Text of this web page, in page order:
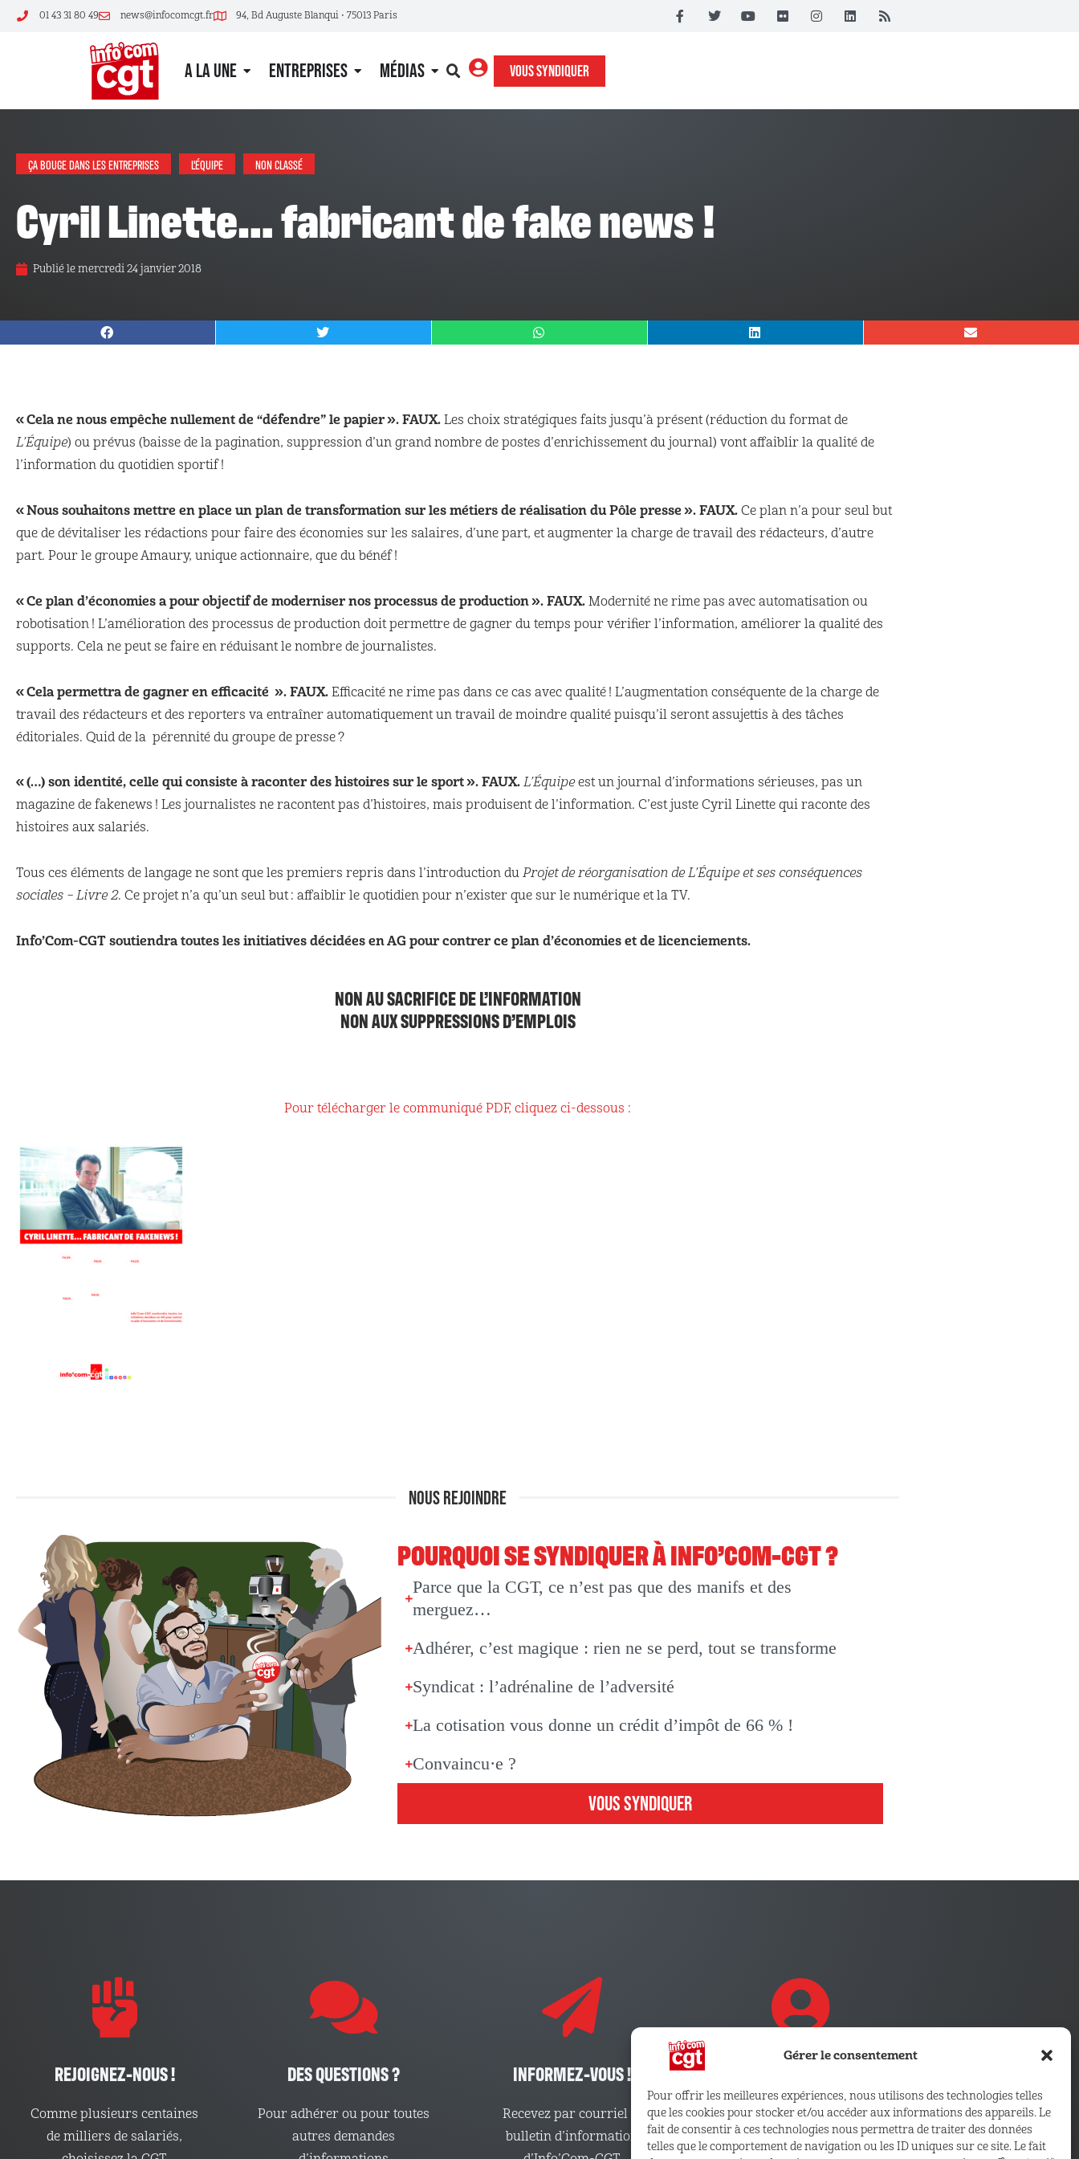
Gérer le consentement
Pour offrir les meilleures expériences, nous utilisons des technologies telles
que les cookies pour stocker et/ou accéder aux informations des appareils. Le
fait de consentir à ces technologies nous permettra de traiter des données
telles que le comportement de navigation ou les ID uniques sur ce site. Le fait
01 43 31 80 49 news@infocomcgt.fr 94, Bd Auguste Blanqui • 75013 Paris
A LA UNE ENTREPRISES MÉDIAS VOUS SYNDIQUER
ÇA BOUGE DANS LES ENTREPRISES L'ÉQUIPE NON CLASSÉ
Cyril Linette… fabricant de fake news !
Publié lemercredi 24 janvier 2018
« Cela ne nous empêche nullement de “défendre” le papier ».FAUX. Les choix stratégiques faits jusqu’à présent (réduction du format de
L’Équipe) ou prévus (baisse de la pagination, suppression d’un grand nombre de postes d’enrichissement du journal) vont affaiblir la qualité de
l’information du quotidien sportif !
« Nous souhaitons mettre en place un plan de transformation sur les métiers de réalisation du Pôle presse ».FAUX. Ce plan n’a pour seul but
que de dévitaliser les rédactions pour faire des économies sur les salaires, d’une part, et augmenter la charge de travail des rédacteurs, d’autre
part. Pour le groupe Amaury, unique actionnaire, que du bénéf !
« Ce plan d’économies a pour objectif de moderniser nos processus de production ».FAUX. Modernité ne rime pas avec automatisation ou
robotisation ! L’amélioration des processus de production doit permettre de gagner du temps pour vérifier l’information, améliorer la qualité des
supports. Cela ne peut se faire en réduisant le nombre de journalistes.
« Cela permettra de gagner en efficacité ».FAUX. Efficacité ne rime pas dans ce cas avec qualité ! L’augmentation conséquente de la charge de
travail des rédacteurs et des reporters va entraîner automatiquement un travail de moindre qualité puisqu’il seront assujettis à des tâches
éditoriales. Quid de la pérennité du groupe de presse ?
« (…) son identité, celle qui consiste à raconter des histoires sur le sport ».FAUX. L’Équipeest un journal d’informations sérieuses, pas un
magazine de fakenews ! Les journalistes ne racontent pas d’histoires, mais produisent de l’infor­mation. C’est juste Cyril Linette qui raconte des
histoires aux salariés.
Tous ces éléments de langage ne sont que les premiers repris dans l’introduction du Projet de réorganisation de L’Équipe et ses conséquences
sociales – Livre 2. Ce projet n’a qu’un seul but : affaiblir le quotidien pour n’exister que sur le numérique et la TV.
Info’Com-CGT soutiendra toutes les initiatives décidées en AG pour contrer ce plan d’économies et de licenciements.
NON AU SACRIFICE DE L’INFORMATION
NON AUX SUPPRESSIONS D’EMPLOIS
Pour télécharger le communiqué PDF, cliquez ci-dessous :
NOUS REJOINDRE
POURQUOI SE SYNDIQUER À INFO’COM-CGT ?
Parce que la CGT, ce n’est pas que des manifs et des
merguez…
Adhérer, c’est magique : rien ne se perd, tout se transforme
Syndicat : l’adrénaline de l’adversité
La cotisation vous donne un crédit d’impôt de 66 % !
Convaincu·e ?
VOUS SYNDIQUER
REJOIGNEZ-NOUS !
Comme plusieurs centaines
de milliers de salariés,
DES QUESTIONS ?
Pour adhérer ou pour toutes
autres demandes
INFORMEZ-VOUS !
Recevez par courriel le
bulletin d’information
Retrouvez les outils, infos et
services qui vous sont